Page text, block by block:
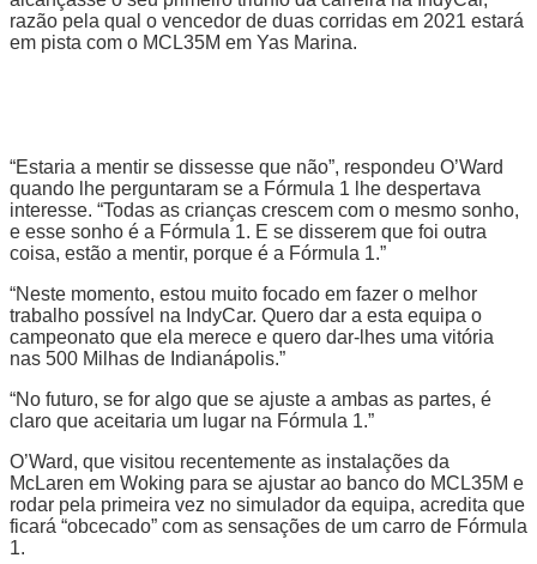
razão pela qual o vencedor de duas corridas em 2021 estará
em pista com o MCL35M em Yas Marina.
“Estaria a mentir se dissesse que não”, respondeu O’Ward
quando lhe perguntaram se a Fórmula 1 lhe despertava
interesse. “Todas as crianças crescem com o mesmo sonho,
e esse sonho é a Fórmula 1. E se disserem que foi outra
coisa, estão a mentir, porque é a Fórmula 1.”
“Neste momento, estou muito focado em fazer o melhor
trabalho possível na IndyCar. Quero dar a esta equipa o
campeonato que ela merece e quero dar-lhes uma vitória
nas 500 Milhas de Indianápolis.”
“No futuro, se for algo que se ajuste a ambas as partes, é
claro que aceitaria um lugar na Fórmula 1.”
O’Ward, que visitou recentemente as instalações da
McLaren em Woking para se ajustar ao banco do MCL35M e
rodar pela primeira vez no simulador da equipa, acredita que
ficará “obcecado” com as sensações de um carro de Fórmula
1.